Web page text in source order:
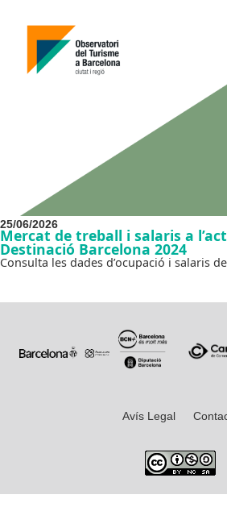
25/06/2026
Mercat de treball i salaris a
Destinació Barcelona 2024
Consulta les dades d’ocupació i salaris
Avís Legal